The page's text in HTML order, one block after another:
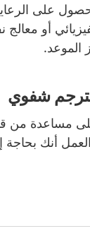
على
أو
الموعد.
شفوي
مساعدة من
أنك بحاجة